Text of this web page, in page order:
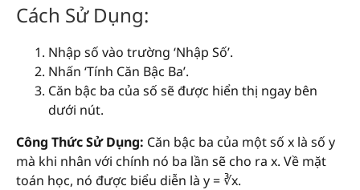
Cách Sử Dụng:
Nhập số vào trường ‘Nhập Số’.
Nhấn ‘Tính Căn Bậc Ba’.
Căn bậc ba của số sẽ được hiển thị ngay bên
dưới nút.
Công Thức Sử Dụng: Căn bậc ba của một số x là số y
mà khi nhân với chính nó ba lần sẽ cho ra x. Về mặt
toán học, nó được biểu diễn là y = ∛x.